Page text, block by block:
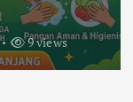
9 views